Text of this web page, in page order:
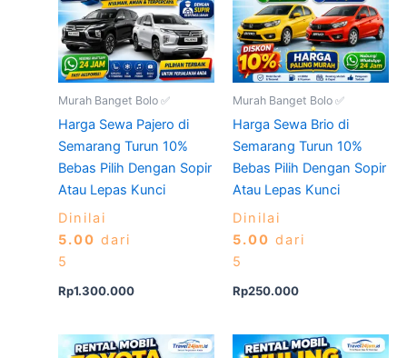
Murah Banget Bolo ✅
Harga Sewa Pajero di
Semarang Turun 10%
Bebas Pilih Dengan Sopir
Atau Lepas Kunci
Dinilai
5.00 dari
5
Rp1.300.000
Murah Banget Bolo ✅
Harga Sewa Brio di
Semarang Turun 10%
Bebas Pilih Dengan Sopir
Atau Lepas Kunci
Dinilai
5.00 dari
5
Rp250.000